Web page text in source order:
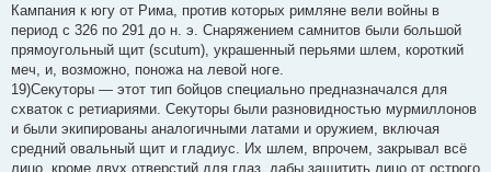
Кампания к югу от Рима, против которых римляне вели войны в
период с 326 по 291 до н. э. Снаряжением самнитов были большой
прямоугольный щит (scutum), украшенный перьями шлем, короткий
меч, и, возможно, поножа на левой ноге.
19)Секуторы — этот тип бойцов специально предназначался для
схваток с ретиариями. Секуторы были разновидностью мурмиллонов
и были экипированы аналогичными латами и оружием, включая
средний овальный щит и гладиус. Их шлем, впрочем, закрывал всё
лицо, кроме двух отверстий для глаз, дабы защитить лицо от острого